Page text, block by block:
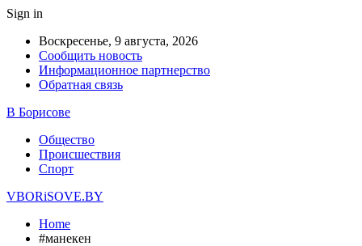
Sign in
Воскресенье, 9 августа, 2026
Сообщить новость
Информационное партнерство
Обратная связь
В Борисове
Общество
Происшествия
Спорт
VBORiSOVE.BY
Home
#манекен